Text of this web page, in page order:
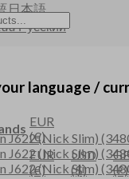
日本語
Русский
language /
EUR
(€)
EUR
(€)
USD
($)
(£)